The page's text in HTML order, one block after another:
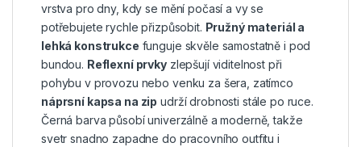
vrstva pro dny, kdy se mění počasí a vy se
potřebujete rychle přizpůsobit. Pružný materiál a
lehká konstrukce funguje skvěle samostatně i pod
bundou. Reflexní prvkyzlepšují viditelnost při
pohybu v provozu nebo venku za šera, zatímco
náprsní kapsa na zip udrží drobnosti stále po ruce.
Černá barva působí univerzálně a moderně, takže
svetr snadno zapadne do pracovního outfitu i